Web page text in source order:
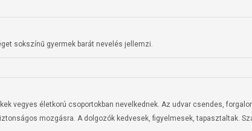
sokszínű gyermek barát nevelés jellemzi.
vegyes életkorú csoportokban nevelkednek. Az udvar csendes,
mozgásra. A dolgozók kedvesek, figyelmesek, tapasztaltak.